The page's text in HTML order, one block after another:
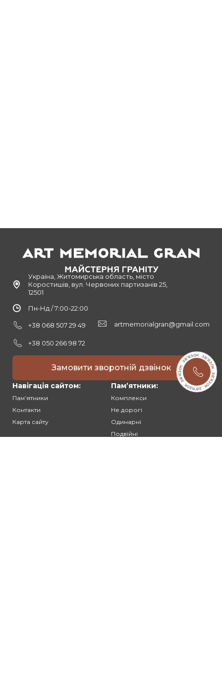
Україна, Житомирська область, місто
Коростишів, вул. Червоних партизанів 25,
12501
Пн-Нд / 7:00-22:00
+38 068 507 29 49
+38 050 266 98 72
artmemorialgran@gmail.com
Замовити зворотній дзвінок
Навігація сайтом:
Памʼятники
Контакти
Карта сайту
Памʼятники:
Комплекси
Не дорогі
Одинарні
Подвійні